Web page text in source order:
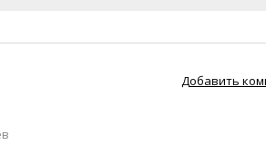
Добавить